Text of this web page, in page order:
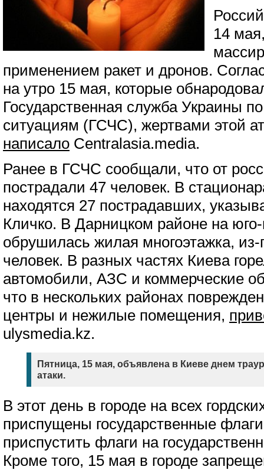
14
применением ракет и дронов.
на утро 15 мая, которые
Государственная служба Украины
ситуациям (ГСЧС), жертвами этой
написало Сentralasia.media.
Ранее в ГСЧС сообщали, что от
пострадали 47 человек. В
находятся 27 пострадавших,
Кличко. В Дарницком районе на юго-
обрушилась жилая многоэтажка,
человек. В разных частях Киева
автомобили, АЗС и коммерческие
что в нескольких районах
центры и нежилые помещения,
ulysmedia.kz.
Пятница, 15 мая, объявлена в Киеве днем
атаки.
В этот день в городе на всех
приспущены государственные
приспустить флаги на
Кроме того, 15 мая в городе